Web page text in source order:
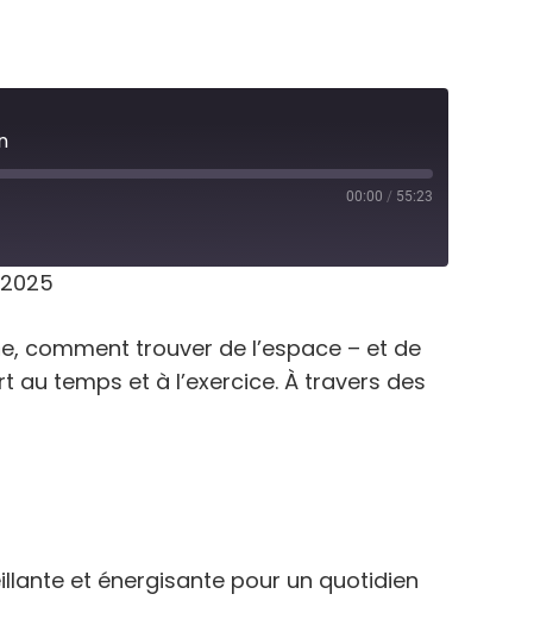
00:00 / 55:23
comment trouver de l’espace – et de
temps et à l’exercice. À travers des
et énergisante pour un quotidien